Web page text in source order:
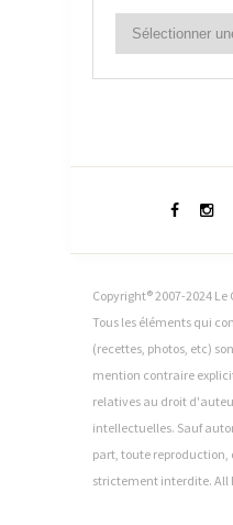
Copyright® 2007-2024
Tous les éléments qui
(recettes, photos, etc)
mention contraire
relatives au droit
intellectuelles. Sauf
part, toute reproduction,
strictement interdite. All